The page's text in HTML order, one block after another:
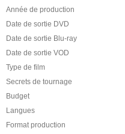
Année de production
Date de sortie DVD
Date de sortie Blu-ray
Date de sortie VOD
Type de film
Secrets de tournage
Budget
Langues
Format production